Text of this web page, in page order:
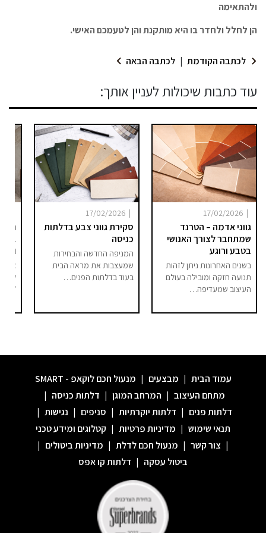
ולהתאימה
הן לחלל ולחדר בו היא מותקנת והן לטעמכם האישי.
לכתבה הקודמת | לכתבה הבאה
עוד כתבות שיכולות לעניין אותך:
|
17/02/2026
גווני אדמה – הטרנד
שמתחבר לצורך האנושי
בטבע ורוגע
בשנים האחרונות ניתן לזהות
תנועה חזקה ומובילה בעולם
העיצוב שמעדיפה…
|
17/02/2026
סקירת גווני צבע בדלתות
כניסה
המניפה החדשה והבחירות
שמעצבות את מראה הבית
בעוד בדלתות הפנים…
אם
עמוד הבית | מבצעים | מנעול חכם לוקאפ - SMART
מתחם העיצוב | המרחב המוגן | דלתות כניסה |
דלתות פנים | דלתות יוקרתיות | סניפים | נגישות |
תנאי שימוש | מדיניות פרטיות | קטלוגים ומידע טכני
| צור קשר | מנעול חכם לדלת | מדיניות ביטולים |
ביטול עסקה | דלתות קו אפס